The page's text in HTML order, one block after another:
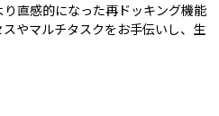
直感的になった再ドッキング機能
やマルチタスクをお手伝いし、生